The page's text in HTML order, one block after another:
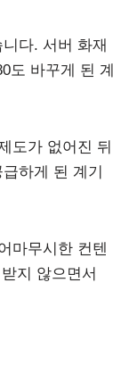
다. 서버 화재
도 바꾸게 된 계
도가 없어진 뒤
하게 된 계기
마무시한 컨텐
지 않으면서